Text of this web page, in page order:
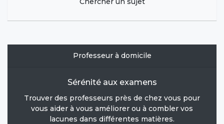
Professeur à domicile
Sérénité aux examens
Trouver des professeurs près de chez vous pour
vous aider à vous améliorer ou à combler vos
lacunes dans différentes matières.